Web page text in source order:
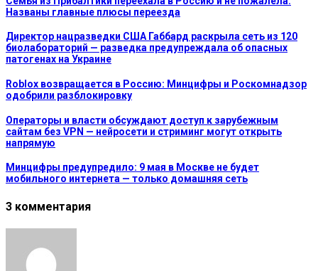
Названы главные плюсы переезда
Директор нацразведки США Габбард раскрыла сеть из 120
биолабораторий — разведка предупреждала об опасных
патогенах на Украине
Roblox возвращается в Россию: Минцифры и Роскомнадзор
одобрили разблокировку
Операторы и власти обсуждают доступ к зарубежным
сайтам без VPN — нейросети и стриминг могут открыть
напрямую
Минцифры предупредило: 9 мая в Москве не будет
мобильного интернета — только домашняя сеть
3 комментария